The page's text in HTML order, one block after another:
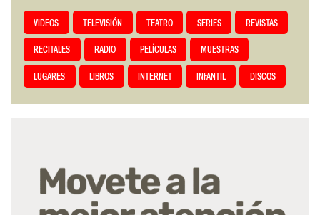
VIDEOS TELEVISIÓN TEATRO SERIES REVISTAS
RECITALES RADIO PELÍCULAS MUESTRAS
LUGARES LIBROS INTERNET INFANTIL DISCOS